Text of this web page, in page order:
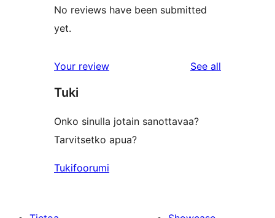
No reviews have been submitted
yet.
Your review See all
Tuki
Onko sinulla jotain sanottavaa?
Tarvitsetko apua?
Tukifoorumi